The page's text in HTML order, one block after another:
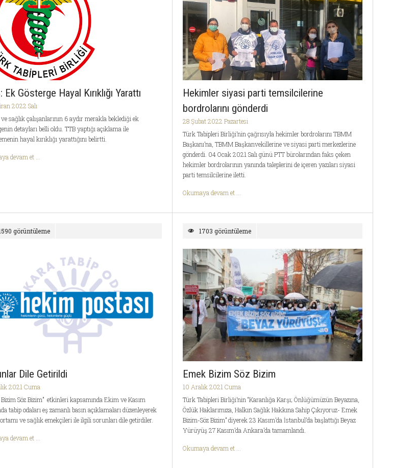
Ek Gösterge Hayal Kırıklığı Yarattı
2022 Salı
sağlık çalışanlarının 6 aydır merakla beklediği ek
detayları belli oldu. TTB yaptığı açıklama ile
hayal kırıklığı yarattığını belirtti.
devam et ...
Hekimler siyasi parti temsilcilerine
bordrolarını gönderdi
28 Şubat 2022 Pazartesi
Türk Tabipleri Birliği’nin çağrısıyla hekimler bordrolarını TBMM
Başkanı’na, TBMM Başkanvekillerine ve siyasi parti merkezlerine
gönderdi. 04 Ocak 2021 Salı günü PTT bürolarından faks çeken
hekimler bordrolarının yanında taleplerini de içeren yazıları siyasi
parti temsilcilerine iletti.
Okumaya devam et ...
görüntüleme
Dile Getirildi
2021 Cuma
Bizim Söz Bizim” etkinleri kapsamında Ekim ve Kasım
tabip odaları eş zamanlı basın açıklamaları düzenleyerek
ve sağlık emekçileri ile ilgili sorunları dile getirdiler.
devam et ...
1703 görüntüleme
Emek Bizim Söz Bizim
10 Aralık 2021 Cuma
Türk Tabipleri Birliği’nin “Karanlığa Karşı; Önlüğümüzün Beyazına,
Özlük Haklarımıza, Halkın Sağlık Hakkına Sahip Çıkıyoruz- Emek
Bizim-Söz Bizim” diyerek 23 Kasım’da İstanbul’da başlattığı Beyaz
Yürüyüş 27 Kasım’da Ankara’da tamamlandı.
Okumaya devam et ...